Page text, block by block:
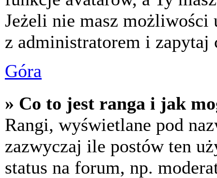
Jeżeli nie masz możliwości
z administratorem i zapytaj
Góra
» Co to jest ranga i jak
Rangi, wyświetlane pod
zazwyczaj ile postów ten
status na forum, np.